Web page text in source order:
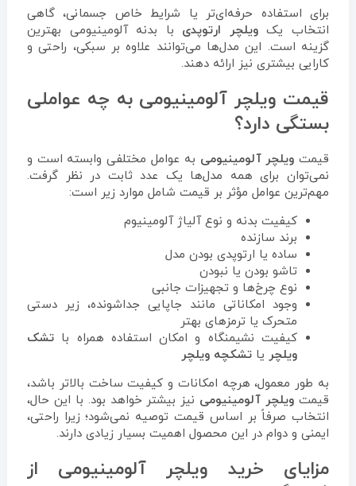
برای استفاده حرفه‌ای‌تر یا شرایط خاص جسمانی، گاهی
انتخاب یکویلچر ارتوپدی با بدنه آلومینیومی بهترین
گزینه است. این مدل‌ها می‌توانند علاوه بر سبکی، راحتی و
کارایی بیشتری نیز ارائه دهند.
قیمت ویلچر آلومینیومی به چه عواملی
بستگی دارد؟
قیمت ویلچر آلومینیومی به عوامل مختلفی وابسته است و
نمی‌توان برای همه مدل‌ها یک عدد ثابت در نظر گرفت.
مهم‌ترین عوامل مؤثر بر قیمت شامل موارد زیر است:
کیفیت بدنه و نوع آلیاژ آلومینیوم
برند سازنده
ساده یا ارتوپدی بودن مدل
تاشو بودن یا نبودن
نوع چرخ‌ها و تجهیزات جانبی
وجود امکاناتی مانند جاپایی جداشونده، زیر دستی
متحرک یا ترمزهای بهتر
کیفیت نشیمنگاه و امکان استفاده همراه باتشک
ویلچر یا تشکچه ویلچر
به طور معمول، هرچه امکانات و کیفیت ساخت بالاتر باشد،
قیمت ویلچر آلومینیومی نیز بیشتر خواهد بود. با این حال،
انتخاب صرفاً بر اساس قیمت توصیه نمی‌شود؛ زیرا راحتی،
ایمنی و دوام در این محصول اهمیت بسیار زیادی دارند.
مزایای خرید ویلچر آلومینیومی از